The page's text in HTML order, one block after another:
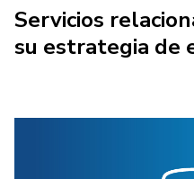
Servicios
su estrategia de